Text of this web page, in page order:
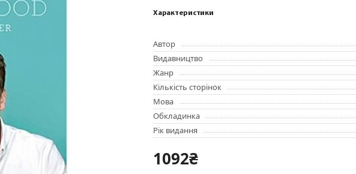
Характеристики
Автор
Видавництво
Жанр
Кількість сторінок
Мова
Обкладинка
Рік видання
1092₴